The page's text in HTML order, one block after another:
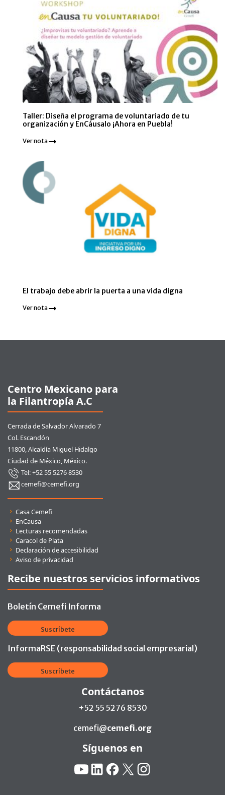
Taller: Diseña el programa de voluntariado de tu
organización y EnCáusalo ¡Ahora en Puebla!
Ver nota
El trabajo debe abrir la puerta a una vida digna
Ver nota
Centro Mexicano para
la Filantropía A.C
Cerrada de Salvador Alvarado 7
Col. Escandón
11800, Alcaldía Miguel Hidalgo
Ciudad de México, México.
Tel: +52 55 5276 8530
cemefi@cemefi.org
Enlaces rápidos
Casa Cemefi
EnCausa
Lecturas recomendadas
Caracol de Plata
Declaración de accesibilidad
Aviso de privacidad
Recibe nuestros servicios informativos
Boletín Cemefi Informa
Suscríbete
InformaRSE (responsabilidad social empresarial)
Suscríbete
Contáctanos
+52 55 5276 8530
cemefi@cemefi.org
Síguenos en
YouTube
LinkedinFacebook
X Instagram